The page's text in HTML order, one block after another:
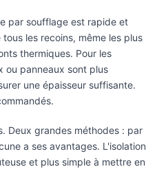
par soufflage est rapide et
les recoins, même les plus
thermiques. Pour les
ou panneaux sont plus
une épaisseur suffisante.
Deux grandes méthodes : par
a ses avantages. L'isolation
et plus simple à mettre en